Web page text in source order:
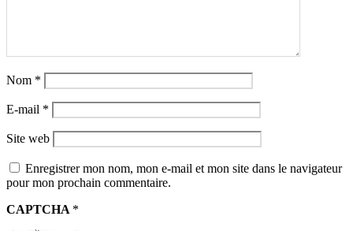
Nom *
E-mail *
Site web
Enregistrer mon nom, mon e-mail et mon site dans le navigateur
pour mon prochain commentaire.
CAPTCHA *